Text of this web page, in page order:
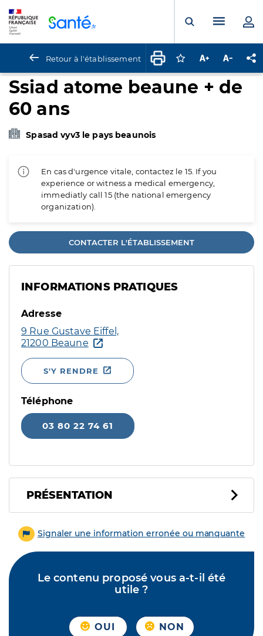
Ouvrir laMenu
Retour à l'établissement Connectez-vous
Augmenter la
Ssiad atome beaune + de
60 ans
Spasad vyv3 le pays beaunois
En cas d'urgence vitale, contactez le 15. If you
experience or witness a medical emergency,
immediatly call 15 (the national emergency
organization).
CONTACTER L'ÉTABLISSEMENT
INFORMATIONS PRATIQUES
Adresse
9 Rue Gustave Eiffel,
21200 Beaune
S'Y RENDRE
Téléphone
03 80 22 74 61
PRÉSENTATION
Signaler une information erronée ou manquante
Le contenu proposé vous a-t-il été
utile ?
OUI NON